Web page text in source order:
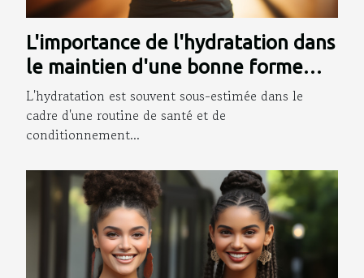
L'importance de l'hydratation dans
le maintien d'une bonne forme
physique
L'hydratation est souvent sous-estimée dans le
cadre d'une routine de santé et de
conditionnement...